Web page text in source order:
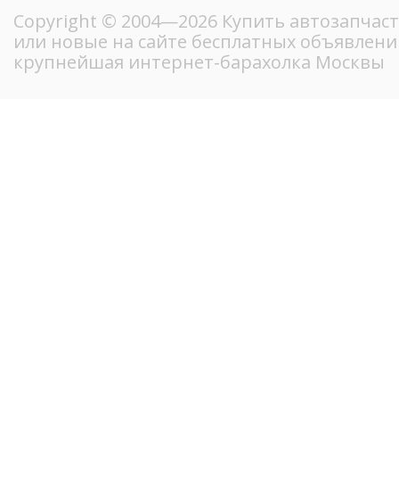
Copyright © 2004—2026 Купить
или новые на сайте бесплатных
крупнейшая интернет-барахолка Москвы